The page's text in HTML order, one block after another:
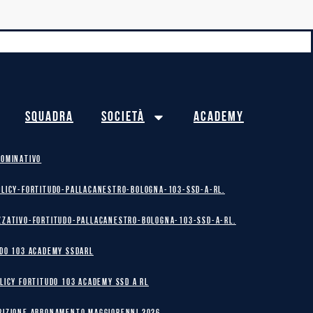
Squadra Società Academy
Fortitudo-Pallacanestro-Bologna-103-SSD-A-RL.
Fortitudo-Pallacanestro-Bologna-103-SSD-A-RL.
103 ACADEMY SSDARL
Fortitudo 103 Academy SSD A RL